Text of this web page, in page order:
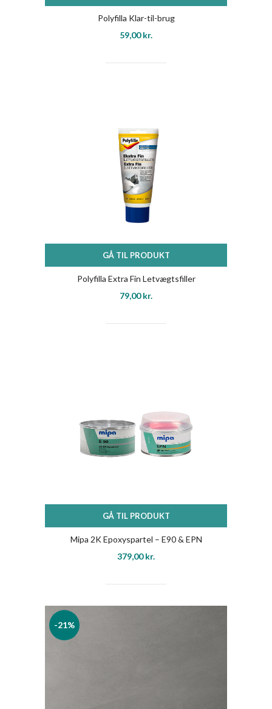
Polyfilla Klar-til-brug
59,00kr.
GÅ TIL PRODUKT
Polyfilla Extra Fin Letvægtsfiller
79,00kr.
GÅ TIL PRODUKT
Mipa 2K Epoxyspartel – E90 & EPN
379,00kr.
-21%